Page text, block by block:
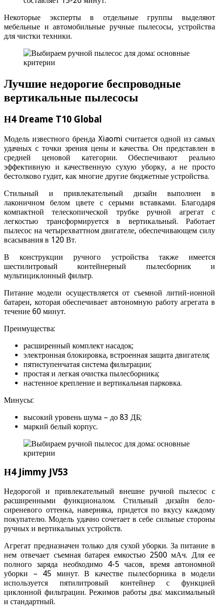
Некоторые эксперты в отдельные группы выделяют
мебельные и автомобильные ручные пылесосы, устройства
для чистки техники.
Лучшие недорогие беспроводные
вертикальные пылесосы
Н4 Dreame T10 Global
Модель известного бренда Xiaomi считается одной из самых
удачных с точки зрения цены и качества. Он представлен в
средней ценовой категории. Обеспечивают реально
эффективную и качественную сухую уборку, а не просто
бестолково гудит, как многие другие бюджетные устройства.
Стильный и привлекательный дизайн выполнен в
лаконичном белом цвете с серыми вставками. Благодаря
компактной телескопической трубке ручной агрегат с
легкостью трансформируется в вертикальный. Работает
пылесос на четырехваттном двигателе, обеспечивающем силу
всасывания в 120 Вт.
В конструкции ручного устройства также имеется
шестилитровый контейнерный пылесборник и
мультициклонный фильтр.
Питание модели осуществляется от съемной литий-ионной
батареи, которая обеспечивает автономную работу агрегата в
течение 60 минут.
Преимущества:
расширенный комплект насадок;
электронная блокировка, встроенная защита двигателя;
пятиступенчатая система фильтрации;
простая и легкая очистка пылесборника;
настенное крепление и вертикальная парковка.
Минусы:
высокий уровень шума – до 83 ДБ;
маркий белый корпус.
Н4 Jimmy JV53
Недорогой и привлекательный внешне ручной пылесос с
расширенными функционалом. Стильный дизайн бело-
сиреневого оттенка, наверняка, придется по вкусу каждому
покупателю. Модель удачно сочетает в себе сильные стороны
ручных и вертикальных устройств.
Агрегат предназначен только для сухой уборки. За питание в
нем отвечает съемная батарея емкостью 2500 мАч. Для ее
полного заряда необходимо 4-5 часов, время автономной
уборки – 45 минут. В качестве пылесборника в модели
используется пятилитровый контейнер с функцией
циклонной фильтрации. Режимов работы два: максимальный
и стандартный.